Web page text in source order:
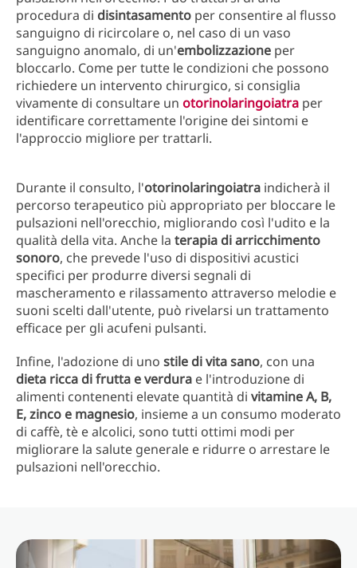
procedura di disintasamento per consentire al flusso
sanguigno di ricircolare o, nel caso di un vaso
sanguigno anomalo, di un'embolizzazione per
bloccarlo. Come per tutte le condizioni che possono
richiedere un intervento chirurgico, si consiglia
vivamente di consultare un otorinolaringoiatra per
identificare correttamente l'origine dei sintomi e
l'approccio migliore per trattarli.
Durante il consulto, l'otorinolaringoiatra indicherà il
percorso terapeutico più appropriato per bloccare le
pulsazioni nell'orecchio, migliorando così l'udito e la
qualità della vita. Anche la terapia di arricchimento
sonoro, che prevede l'uso di dispositivi acustici
specifici per produrre diversi segnali di
mascheramento e rilassamento attraverso melodie e
suoni scelti dall'utente, può rivelarsi un trattamento
efficace per gli acufeni pulsanti.
Infine, l'adozione di uno stile di vita sano, con una
dieta ricca di frutta e verdura e l'introduzione di
alimenti contenenti elevate quantità di vitamine A, B,
E, zinco e magnesio, insieme a un consumo moderato
di caffè, tè e alcolici, sono tutti ottimi modi per
migliorare la salute generale e ridurre o arrestare le
pulsazioni nell'orecchio.